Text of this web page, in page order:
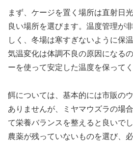
まず、ケージを置く場所は直射日
良い場所を選びます。温度管理が
しく、冬場は寒すぎないように保
気温変化は体調不良の原因になる
ーを使って安定した温度を保ってく
餌については、基本的には市販の
ありませんが、ミヤマウズラの場
て栄養バランスを整えると良いで
農薬が残っていないものを選び、